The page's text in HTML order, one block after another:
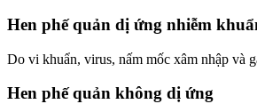
Hen phế quản dị ứng nhiễm
Do vi khuẩn, virus, nấm mốc xâm nhập và
Hen phế quản không dị ứng